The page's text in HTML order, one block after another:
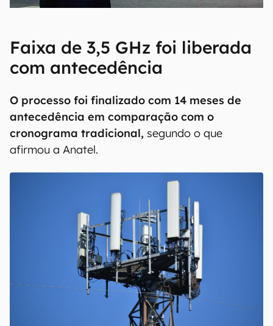
Faixa de 3,5 GHz foi liberada
com antecedência
O processo foi finalizado com 14 meses de
antecedência em comparação com o
cronograma tradicional, segundo o que
afirmou a Anatel.